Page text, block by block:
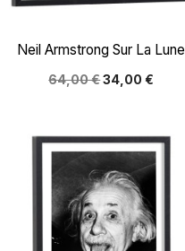
Neil Armstrong Sur La Lune
64,00 €34,00 €